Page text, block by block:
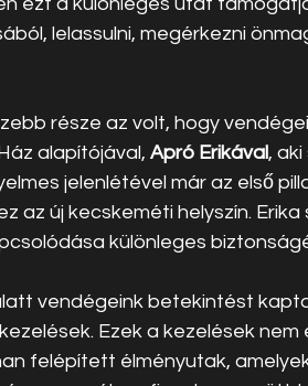
lelassulni, megérkezni
része az volt, hogy
alapítójával, Apró Erikával,
jelenlétével már az első
az új kecskeméti helyszín.
különleges
vendégeink betekintést
Ezek a kezelések
felépített élményutak,